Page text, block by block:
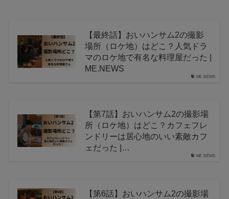
ME.NEWS
【最終話】おいハンサム2の撮影
場所（ロケ地）はどこ？人気ドラ
マのロケ地で有名な料理屋だった |
ME.NEWS
ME.NEWS
【第7話】おいハンサム2の撮影場
所（ロケ地）はどこ？カフェフレ
ンドリーは居心地のいい素敵カフ
ェだった |…
【第6話】おいハンサム2の撮影場